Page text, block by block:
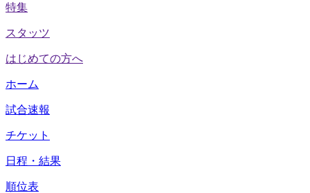
特集
スタッツ
はじめての方へ
ホーム
試合速報
チケット
日程・結果
順位表